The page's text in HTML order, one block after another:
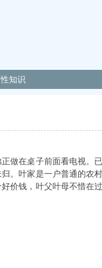
知识
做在桌子前面看电视。已
。叶家是一户普通的农村
价钱，叶父叶母不惜在过